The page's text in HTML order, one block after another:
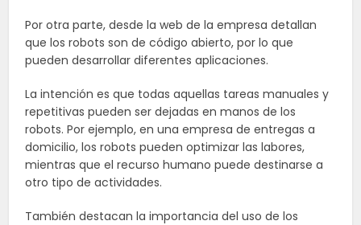
Por otra parte, desde la web de la empresa detallan
que los robots son de código abierto, por lo que
pueden desarrollar diferentes aplicaciones.
La intención es que todas aquellas tareas manuales y
repetitivas pueden ser dejadas en manos de los
robots. Por ejemplo, en una empresa de entregas a
domicilio, los robots pueden optimizar las labores,
mientras que el recurso humano puede destinarse a
otro tipo de actividades.
También destacan la importancia del uso de los